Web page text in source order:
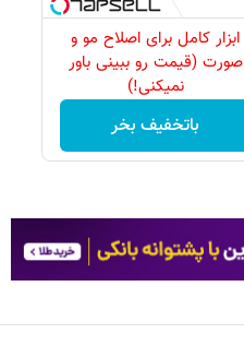
ابزار کامل برای اصلاح مو و
صورت (قیمت رو ببینی باور
نمیکنی!)
باتخفیف بخر